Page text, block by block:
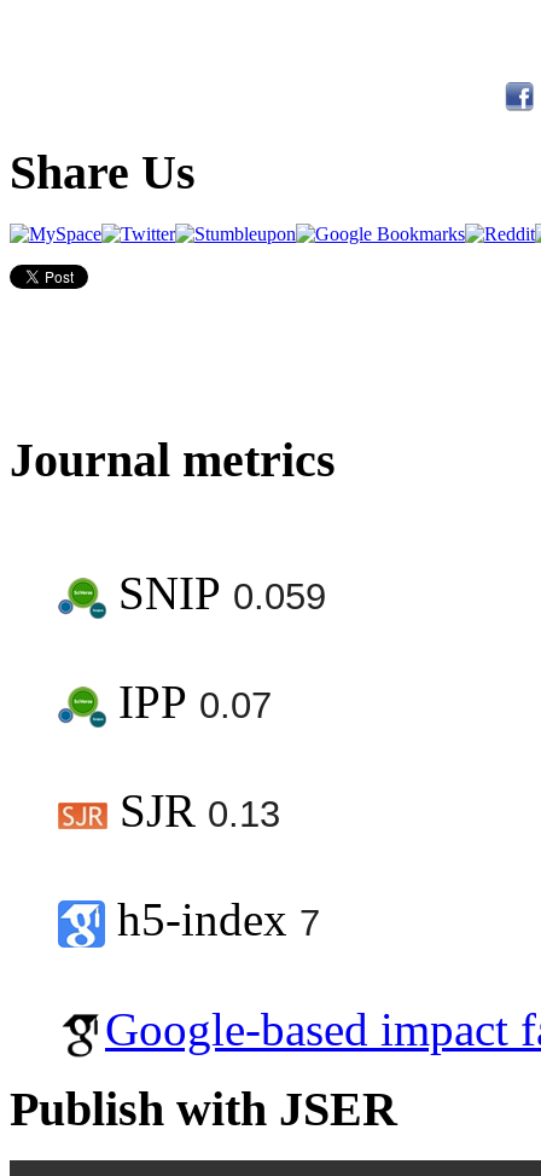
Share Us
Journal metrics
SNIP 0.059
IPP 0.07
SJR 0.13
h5-index 7
Google-based impact
Publish with JSER